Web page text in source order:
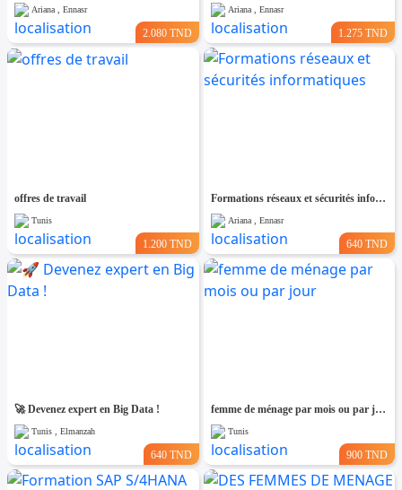
Ariana , Ennasr
2.080 TND
Ariana , Ennasr
1.275 TND
offres de travail
Tunis
1.200 TND
Formations réseaux et sécurités informatiques
Ariana , Ennasr
640 TND
🚀 Devenez expert en Big Data !
Tunis , Elmanzah
640 TND
femme de ménage par mois ou par jour
Tunis
900 TND